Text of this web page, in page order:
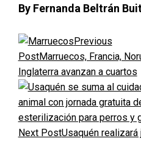
By Fernanda Beltrán
Previous
PostMarruecos, Francia,
Inglaterra avanzan a cuartos
Next PostUsaquén realizará